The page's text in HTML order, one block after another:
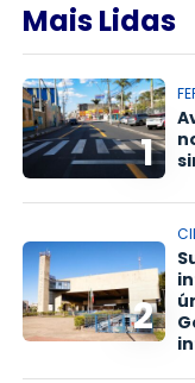
Mais Lidas
1
2